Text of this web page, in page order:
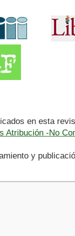
en esta
Atribución -No
y